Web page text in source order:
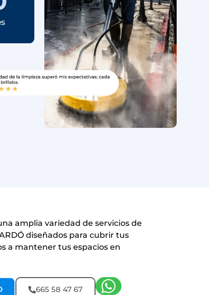
amplia variedad de servicios de
diseñados para cubrir tus
a mantener tus espacios en
665 58 47 67